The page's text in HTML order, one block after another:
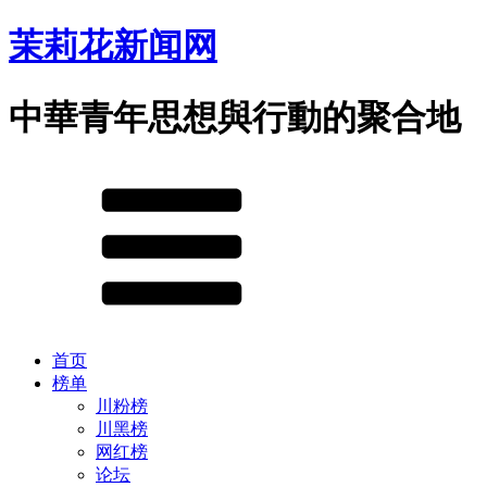
茉莉花新闻网
中華青年思想與行動的聚合地
首页
榜单
川粉榜
川黑榜
网红榜
论坛